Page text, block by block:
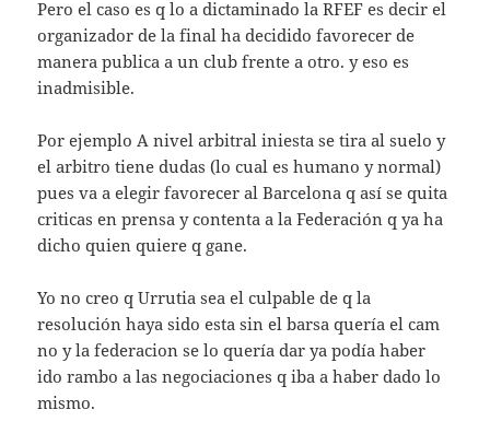
Pero el caso es q lo a dictaminado la RFEF es decir el
organizador de la final ha decidido favorecer de
manera publica a un club frente a otro. y eso es
inadmisible.
Por ejemplo A nivel arbitral iniesta se tira al suelo y
el arbitro tiene dudas (lo cual es humano y normal)
pues va a elegir favorecer al Barcelona q así se quita
criticas en prensa y contenta a la Federación q ya ha
dicho quien quiere q gane.
Yo no creo q Urrutia sea el culpable de q la
resolución haya sido esta sin el barsa quería el cam
no y la federacion se lo quería dar ya podía haber
ido rambo a las negociaciones q iba a haber dado lo
mismo.